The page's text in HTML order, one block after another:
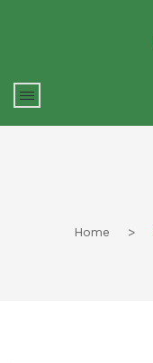
Home >